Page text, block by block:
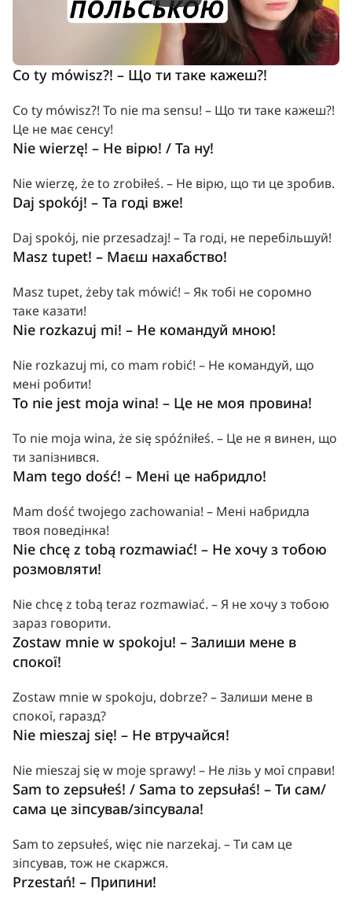
Індивідуальні уроки
Наш блог
About
COMMUNITY
Join
Events
Experts
Co ty mówisz?! – Що ти таке кажеш?!
Co ty mówisz?! To nie ma sensu! – Що ти таке кажеш?!
Це не має сенсу!
Nie wierzę! – Не вірю! / Та ну!
Nie wierzę, że to zrobiłeś. – Не вірю, що ти це зробив.
Daj spokój! – Та годі вже!
Daj spokój, nie przesadzaj! – Та годі, не перебільшуй!
Masz tupet! – Маєш нахабство!
Masz tupet, żeby tak mówić! – Як тобі не соромно
таке казати!
Nie rozkazuj mi! – Не командуй мною!
Nie rozkazuj mi, co mam robić! – Не командуй, що
мені робити!
To nie jest moja wina! – Це не моя провина!
To nie moja wina, że się spóźniłeś. – Це не я винен, що
ти запізнився.
Mam tego dość! – Мені це набридло!
Mam dość twojego zachowania! – Мені набридла
твоя поведінка!
Nie chcę z tobą rozmawiać! – Не хочу з тобою
розмовляти!
Nie chcę z tobą teraz rozmawiać. – Я не хочу з тобою
зараз говорити.
Zostaw mnie w spokoju! – Залиши мене в
спокої!
Zostaw mnie w spokoju, dobrze? – Залиши мене в
спокої, гаразд?
Nie mieszaj się! – Не втручайся!
Nie mieszaj się w moje sprawy! – Не лізь у мої справи!
Sam to zepsułeś! / Sama to zepsułaś! – Ти сам/
сама це зіпсував/зіпсувала!
Sam to zepsułeś, więc nie narzekaj. – Ти сам це
зіпсував, тож не скаржся.
Przestań! – Припини!